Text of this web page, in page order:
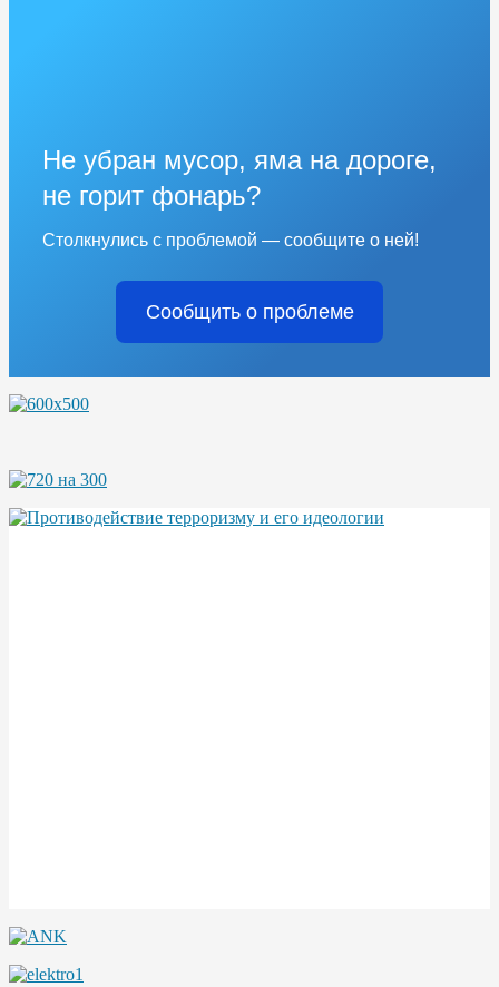
Не убран мусор, яма на дороге,
не горит фонарь?
Столкнулись с проблемой — сообщите о ней!
Сообщить о проблеме